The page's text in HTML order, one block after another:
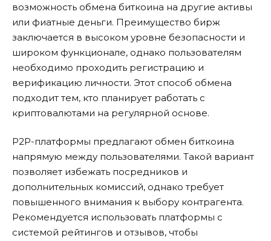
возможность обмена биткоина на другие активы
или фиатные деньги. Преимущество бирж
заключается в высоком уровне безопасности и
широком функционале, однако пользователям
необходимо проходить регистрацию и
верификацию личности. Этот способ обмена
подходит тем, кто планирует работать с
криптовалютами на регулярной основе.
P2P-платформы предлагают обмен биткоина
напрямую между пользователями. Такой вариант
позволяет избежать посредников и
дополнительных комиссий, однако требует
повышенного внимания к выбору контрагента.
Рекомендуется использовать платформы с
системой рейтингов и отзывов, чтобы